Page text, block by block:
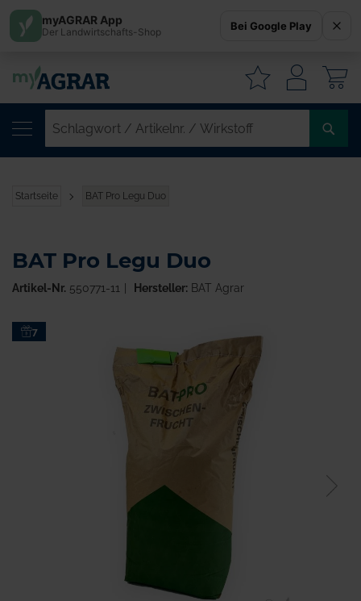
Startseite BAT Pro Legu Duo
Zum7
BAT Pro Legu Duo
Artikel-Nr. 550771-11 Hersteller:BAT Agrar
myAGRAR App
Der Landwirtschafts-Shop Bei Google Play